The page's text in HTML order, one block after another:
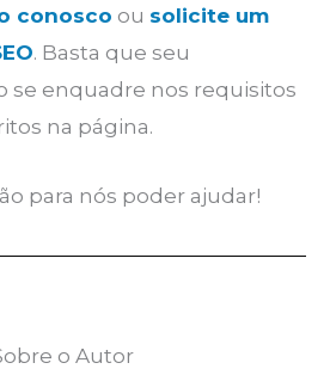
conosco ou solicite um
. Basta que seu
enquadre nos requisitos
na página.
para nós poder ajudar!
o Autor